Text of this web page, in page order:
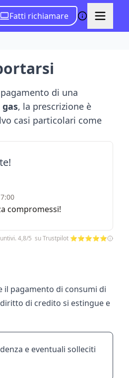
Fatti richiamare
di una
, la prescrizione è
casi particolari come
compromessi!
4,8/5 su Trustpilot ⭐⭐⭐⭐⭐
pagamento di consumi di
di credito si estingue e
e eventuali solleciti